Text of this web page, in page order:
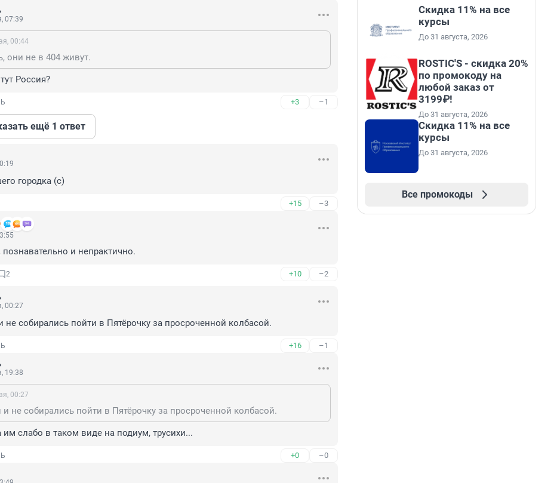
07:39
00:44
они не в 404 живут.
Россия?
+3 –1
ещё 1 ответ
городка (с)
+15 –3
познавательно и непрактично.
2 +10 –2
00:27
не собирались пойти в Пятёрочку за просроченной колбасой.
+16 –1
19:38
00:27
и не собирались пойти в Пятёрочку за просроченной колбасой.
слабо в таком виде на подиум, трусихи...
+0 –0
Скидка 11% на все
курсы
До 31 августа, 2026
ROSTIC'S - скидка 20%
по промокоду на
любой заказ от
3199₽!
До 31 августа, 2026
Скидка 11% на все
курсы
До 31 августа, 2026
Все промокоды